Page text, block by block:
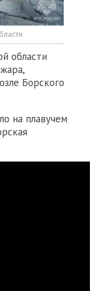
области
Борского
на плавучем